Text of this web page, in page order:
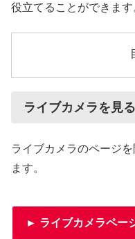
役立てることができます
ライブカメラを見る
ライブカメラのページ
ます。
► ライブカメラペー